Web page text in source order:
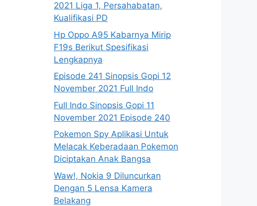
2021 Liga 1, Persahabatan,
Kualifikasi PD
Hp Oppo A95 Kabarnya Mirip
F19s Berikut Spesifikasi
Lengkapnya
Episode 241 Sinopsis Gopi 12
November 2021 Full Indo
Full Indo Sinopsis Gopi 11
November 2021 Episode 240
Pokemon Spy Aplikasi Untuk
Melacak Keberadaan Pokemon
Diciptakan Anak Bangsa
Waw!, Nokia 9 Diluncurkan
Dengan 5 Lensa Kamera
Belakang